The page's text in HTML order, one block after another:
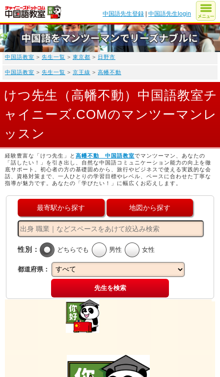
中国語先生登録 |中国語先生login
中国語教室 > 先生一覧 > 東京都 > 日野市
中国語教室 > 先生一覧 > 京王線 > 高幡不動
けつ先生（高幡不動）中国語教室チ
ャイニーズ.COMのマンツーマンレ
ッスン
経験豊富な「けつ先生」と 高幡不動 中国語教室でマンツーマン、あなたの
「話したい！」を引き出し、自然な中国語コミュニケーション能力の向上を徹
底サポート。初心者の方の基礎固めから、旅行やビジネスで使える実践的な会
話、資格対策まで、一人ひとりの学習目標やレベル、ペースに合わせた丁寧な
指導が魅力です。あなたの「学びたい！」に幅広くお応えします。
最寄駅から探す 地図から探す
性別： どちらでも 男性 女性
都道府県：
先生を検索